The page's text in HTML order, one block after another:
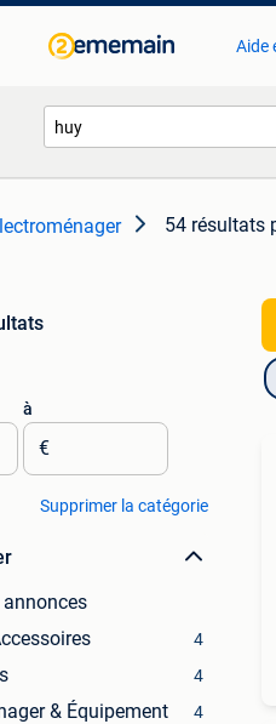
Aide
54 résultats
à
€
Supprimer la catégorie
4
4
& Équipement
4